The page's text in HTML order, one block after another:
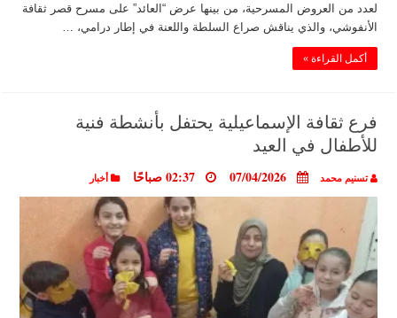
لعدد من العروض المسرحية، من بينها عرض “العائد” على مسرح قصر ثقافة
الأنفوشي، والذي يناقش صراع السلطة واللعنة في إطار درامي، …
أكمل القراءة »
فرع ثقافة الإسماعيلية يحتفل بأنشطة فنية
للأطفال في العيد
تسنيم محمد 07/04/2026 02:37 صباحًا أخبار